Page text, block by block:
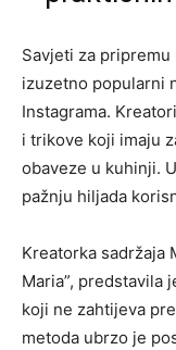
Savjeti za
izuzetno popularni
Instagrama.
i trikove koji imaju
obaveze u kuhinji.
pažnju hiljada
Kreatorka sadržaja
Maria”, predstavila
koji ne zahtijeva
metoda ubrzo je